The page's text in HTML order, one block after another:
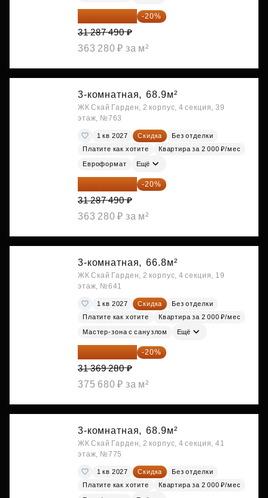
25 029 992 ₽ -20%
31 287 490 ₽
363 280 ₽ за м²
3-комнатная, 68.9м²
ЖК Скай Гарден, 2 корпус, 4 секция, 39
этаж, №763
1 кв 2027 Скидка
Без отделки
Платите как хотите
Квартира за 2 000 ₽/мес
Евроформат Ещё
25 029 992 ₽ -20%
31 287 490 ₽
363 280 ₽ за м²
3-комнатная, 66.8м²
ЖК Скай Гарден, 2 корпус, 4 секция, 19
этаж, №641
1 кв 2027 Скидка
Без отделки
Платите как хотите
Квартира за 2 000 ₽/мес
Мастер-зона с санузлом Ещё
25 095 424 ₽ -20%
31 369 280 ₽
375 680 ₽ за м²
3-комнатная, 68.9м²
ЖК Скай Гарден, 2 корпус, 4 секция, 41
этаж, №775
1 кв 2027 Скидка
Без отделки
Платите как хотите
Квартира за 2 000 ₽/мес